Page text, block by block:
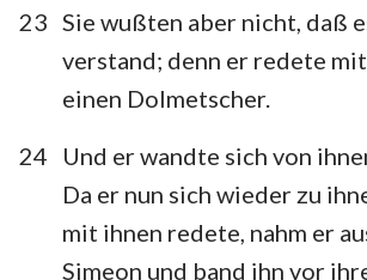
36
37 38 39 40
43
44 45 46 47
23 Sie wußten aber nicht, daß
verstand; denn er redete
einen Dolmetscher.
24
Und er wandte sich von
Da er nun sich wieder zu
mit ihnen redete, nahm er
Simeon und band ihn vor